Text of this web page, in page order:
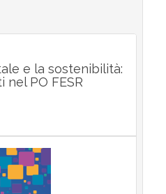
e la sostenibilità:
PO FESR